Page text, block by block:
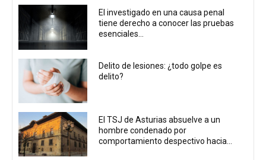
El investigado en una causa penal
tiene derecho a conocer las pruebas
esenciales...
Delito de lesiones: ¿todo golpe es
delito?
El TSJ de Asturias absuelve a un
hombre condenado por
comportamiento despectivo hacia...